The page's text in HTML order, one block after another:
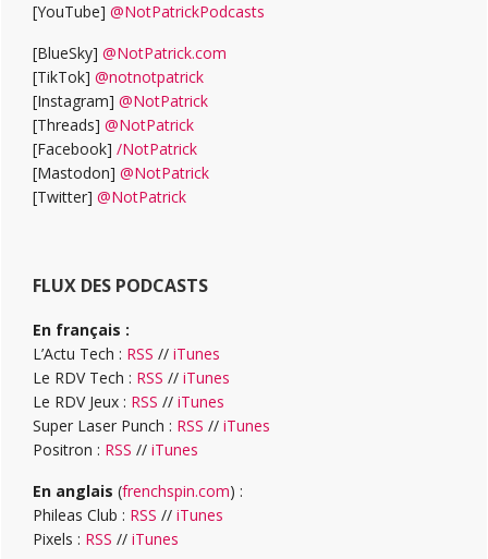
[YouTube] @NotPatrickPodcasts
[BlueSky] @NotPatrick.com
[TikTok] @notnotpatrick
[Instagram] @NotPatrick
[Threads] @NotPatrick
[Facebook] /NotPatrick
[Mastodon] @NotPatrick
[Twitter] @NotPatrick
FLUX DES PODCASTS
En français :
L’Actu Tech : RSS // iTunes
Le RDV Tech : RSS // iTunes
Le RDV Jeux : RSS // iTunes
Super Laser Punch : RSS // iTunes
Positron : RSS // iTunes
En anglais (frenchspin.com) :
Phileas Club : RSS // iTunes
Pixels : RSS // iTunes